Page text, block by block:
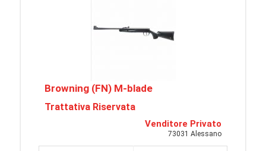
Browning (FN) M-blade
Trattativa Riservata
Venditore Privato
73031 Alessano